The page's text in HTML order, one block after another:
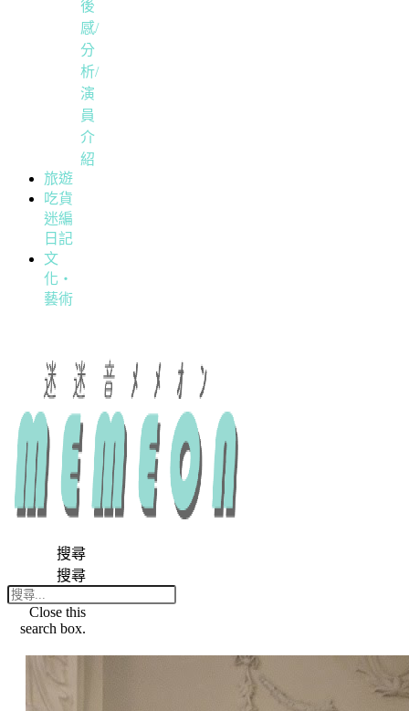
後
感/
分
析/
演
員
介
紹
旅遊
吃貨
迷編
日記
文
化・
藝術
搜尋
搜尋
Close this
search box.